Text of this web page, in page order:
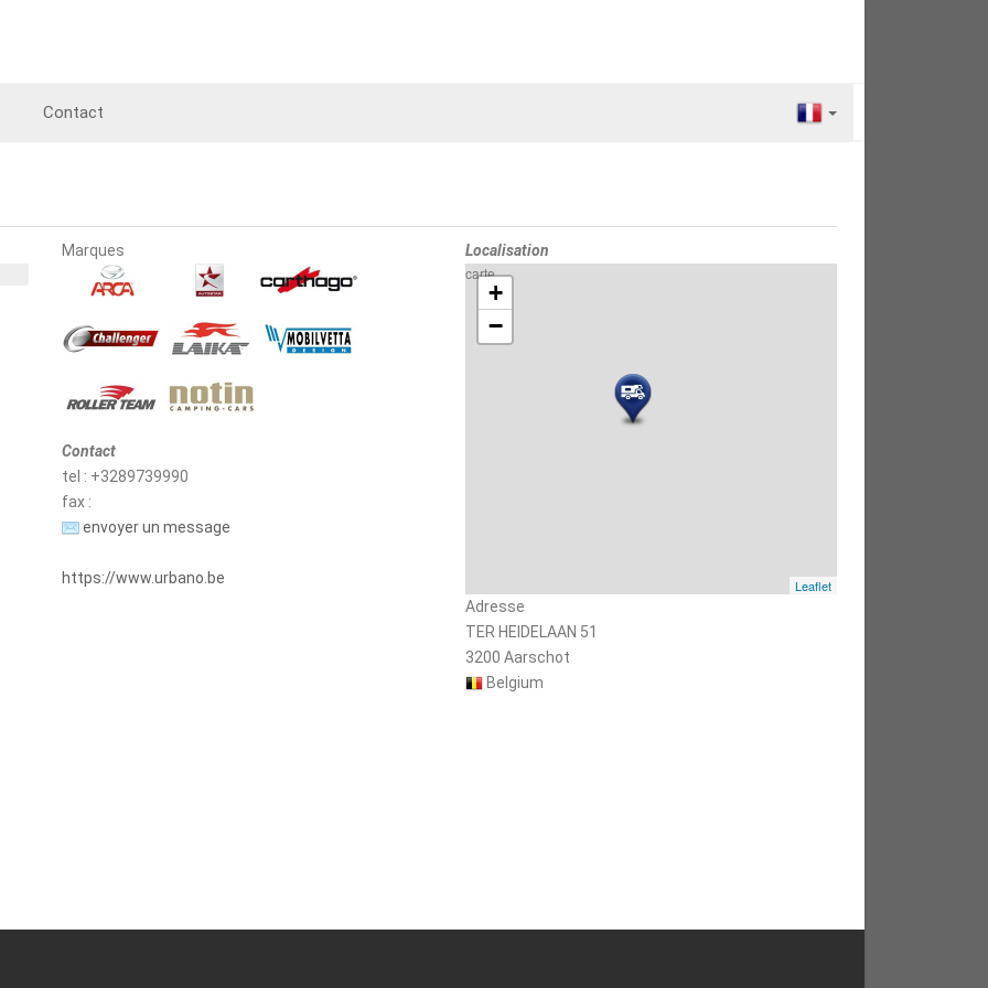
Contact
Marques
Contact
tel : +3289739990
fax :
envoyer un message
https://www.urbano.be
Localisation
carte
+
−
Leaflet
Adresse
TER HEIDELAAN 51
3200 Aarschot
Belgium